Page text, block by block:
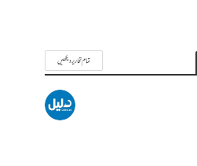
تمام تحاریر دیکھیں